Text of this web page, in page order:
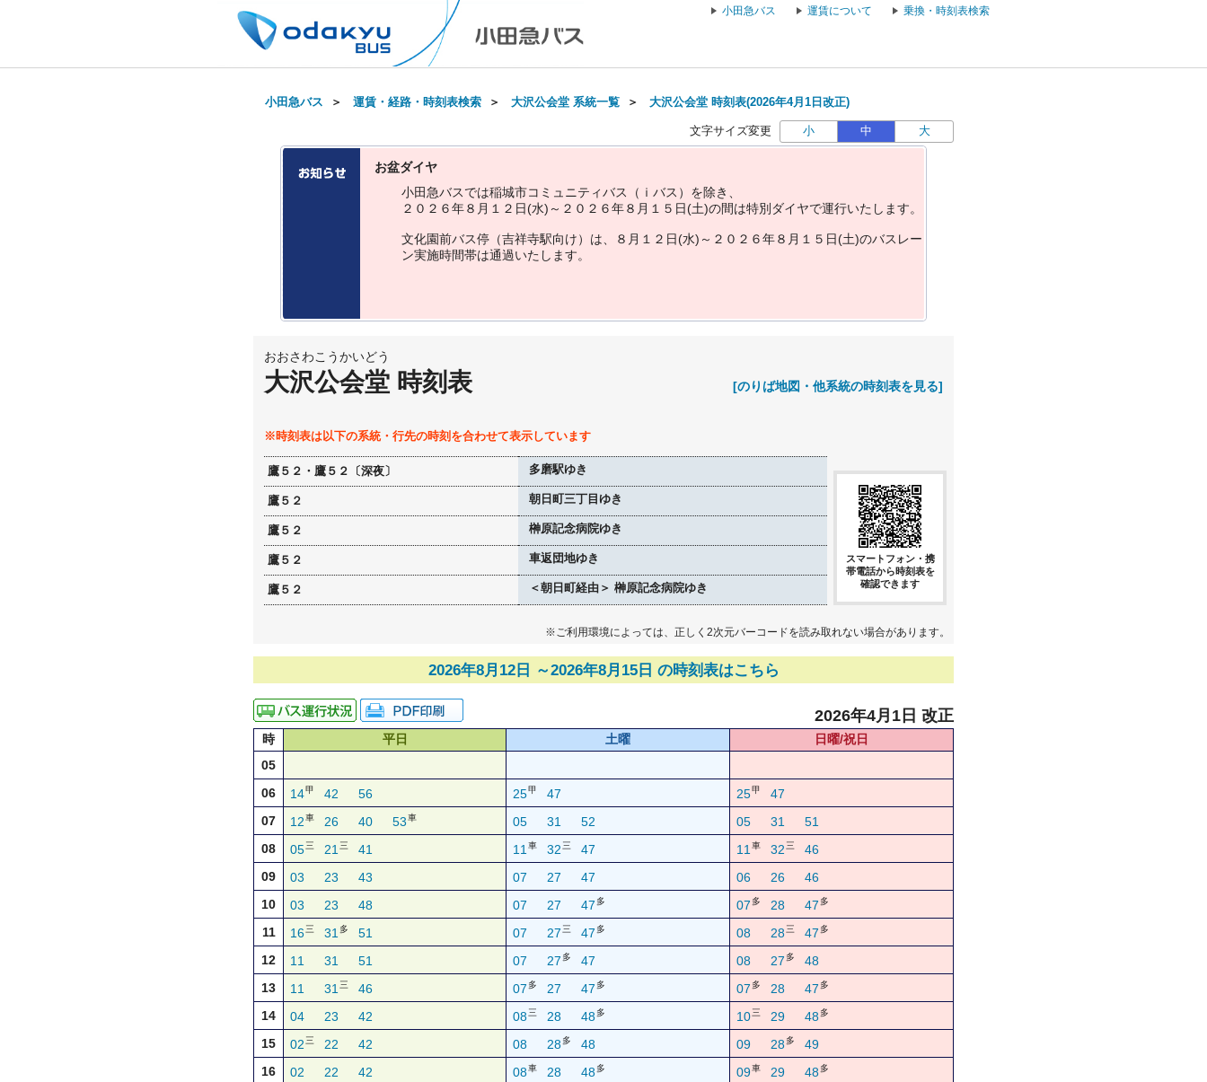
小田急バス 運賃について 乗換・時刻表検索
小田急バス ＞ 運賃・経路・時刻表検索 ＞ 大沢公会堂 系統一覧 ＞ 大沢公会堂 時刻表(2026年4月1日改正)
文字サイズ変更 小 中 大
お盆ダイヤ
小田急バスでは稲城市コ ミ ュ ニテ ィバス （ ｉ バス ） を除き
２ ０ ２ ６年８ 月 １ ２ 日(水) ～ ２ ０ ２ ６年８ 月 １ ５ 日(土)の間は特別 ダイヤで運行いた し ます。
文化園前バス停 （吉祥寺駅向け） は ８ 月 １ ２ 日(水) ～ ２ ０ ２ ６年８ 月 １ ５ 日(土)のバス レー
ン実施時間帯は通過いた し ます。
おおさわこうかいどう
大沢公会堂 時刻表 [のりば地図・他系統の時刻表を見る]
※時刻表は以下の系統・行先の時刻を合わせて表示しています
鷹５２・鷹５２〔深夜〕 多磨駅ゆき
鷹５２ 朝日町三丁目ゆき
鷹５２ 榊原記念病院ゆき
鷹５２ 車返団地ゆき
鷹５２ ＜朝日町経由＞ 榊原記念病院ゆき
スマートフォン・携
帯電話から時刻表を
確認できます
※ご利用環境によっては、正しく2次元バーコードを読み取れない場合があります。
2026年8月12日 ～2026年8月15日 の時刻表はこちら
2026年4月1日 改正
時 平日 土曜
日曜/祝日
05
06
14甲 42 56 25甲 47 25甲
47
07
12車 26 40 53 車 05 31 52 05 31
51
08
05三 21 三 41 11 車 32 三 47 11 車 32 三
46
09
03 23 43 07 27 47 06 26
46
10
03 23 48 07 27 47 多 07 多 28 47 多
11 16三 31 多 51 07 27 三 47 多 08 28三 47 多
12 11 31 51 07 27 多 47 08 27 多
48
13
11 31 三 46 07 多 27 47 多 07 多 28 47 多
14 04 23 42 08三 28 48多 10三 29 48多
15 02 三 22 42 08 28多 48 09 28多
49
16
02 22 42 08車 28 48多 09車 29 48多